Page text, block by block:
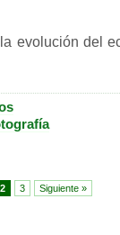
evolución del
2 3 Siguiente »